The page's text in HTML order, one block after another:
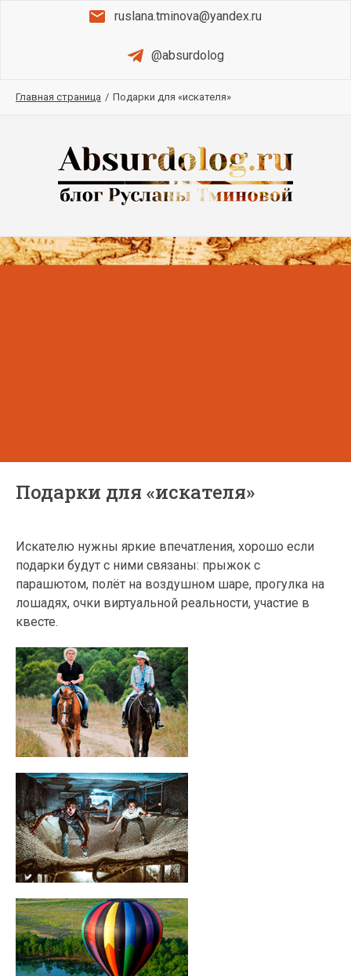
ruslana.tminova@yandex.ru
@absurdolog
Главная страница / Подарки для «искателя»
Подарки для «искателя»
Искателю нужны яркие впечатления, хорошо если
подарки будут с ними связаны: прыжок с
парашютом, полёт на воздушном шаре, прогулка на
лошадях, очки виртуальной реальности, участие в
квесте.